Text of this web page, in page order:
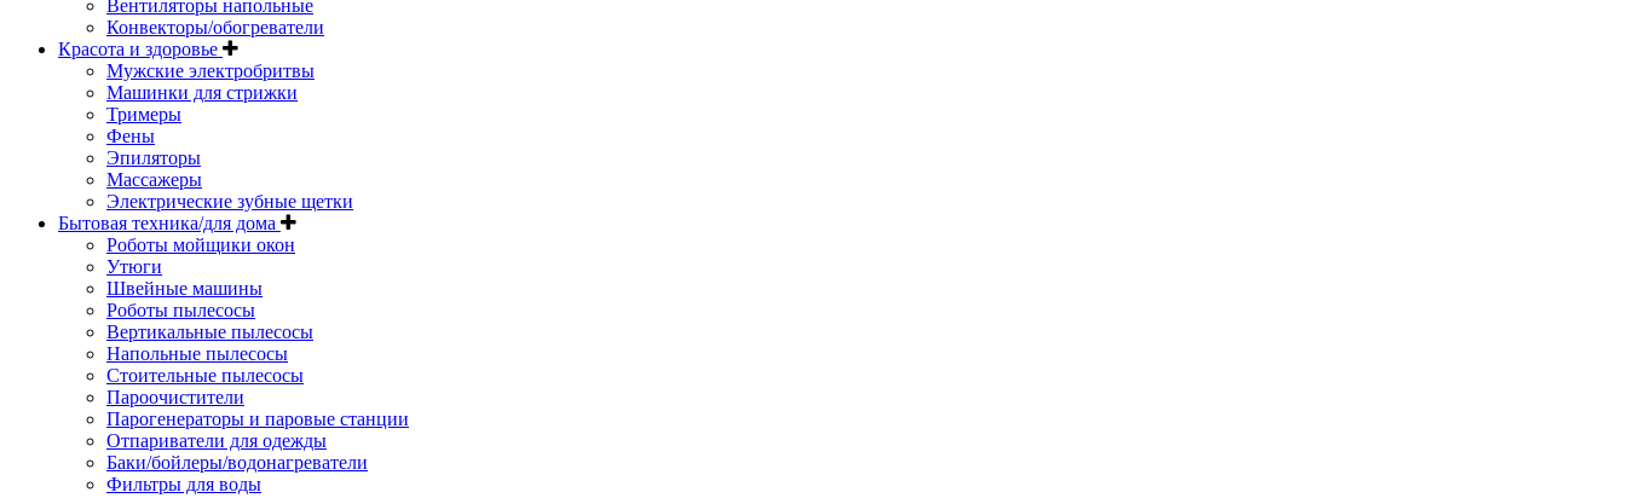
Вентиляторы напольные
Конвекторы/обогреватели
Красота и здоровье
Мужские электробритвы
Машинки для стрижки
Тримеры
Фены
Эпиляторы
Массажеры
Электрические зубные щетки
Бытовая техника/для дома
Роботы мойщики окон
Утюги
Швейные машины
Роботы пылесосы
Вертикальные пылесосы
Напольные пылесосы
Стоительные пылесосы
Пароочистители
Парогенераторы и паровые станции
Отпариватели для одежды
Баки/бойлеры/водонагреватели
Фильтры для воды